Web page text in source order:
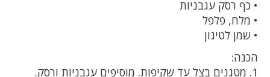
• כף רסק עגבניות
• מלח, פלפל
• שמן לטיגון
הכנה:
1. מטגנים בצל עד שקיפות. מוסיפים עגבניות ורסק.